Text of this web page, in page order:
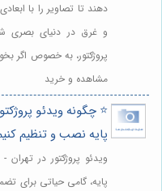
دهند تا تصاویر را با
و غرق در دنیای بصری
پروژکتور، به خصوص اگر
مشاهده و خرید
پایه نصب و تنظیم
ویدئو پروژکتور در
پایه، گامی حیاتی برای